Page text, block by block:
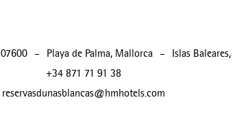
07600 – Playa de Palma, Mallorca – Islas Baleares,
+34 871 71 91 38
reservasdunasblancas@hmhotels.com